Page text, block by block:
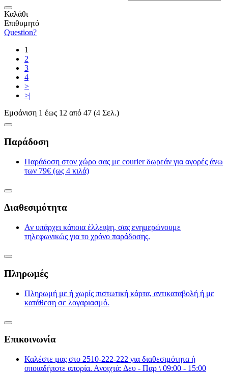
Καλάθι
Επιθυμητό
Question?
1
2
3
4
>
>|
Εμφάνιση 1 έως 12 από 47 (4 Σελ.)
Παράδοση
Παράδοση στον χώρο σας με courier δωρεάν για αγορές άνω
των 79€ (ως 4 κιλά)
Διαθεσιμότητα
Αν υπάρχει κάποια έλλειψη, σας ενημερώνουμε
τηλεφωνικώς για το χρόνο παράδοσης.
Πληρωμές
Πληρωμή με ή χωρίς πιστωτική κάρτα, αντικαταβολή ή με
κατάθεση σε λογαριασμό.
Επικοινωνία
Καλέστε μας στο 2510-222-222 για διαθεσιμότητα ή
οποιαδήποτε απορία. Ανοιχτά: Δευ - Παρ \ 09:00 - 15:00